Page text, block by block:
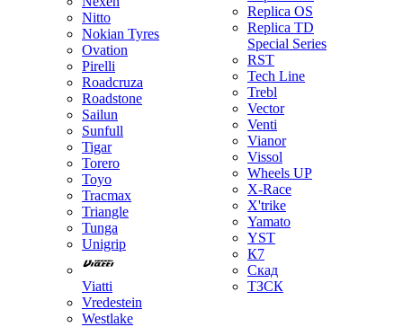
Nitto
Nokian Tyres
Ovation
Pirelli
Roadcruza
Roadstone
Sailun
Sunfull
Tigar
Torero
Toyo
Tracmax
Triangle
Tunga
Unigrip
Viatti
Vredestein
Westlake
Replica OS
Replica TD
Special Series
RST
Tech Line
Trebl
Vector
Venti
Vianor
Vissol
Wheels UP
X-Race
X'trike
Yamato
YST
К7
Скад
ТЗСК